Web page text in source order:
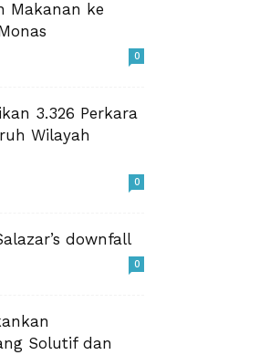
Makanan ke
0
3.326 Perkara
Wilayah
0
downfall
0
Solutif dan